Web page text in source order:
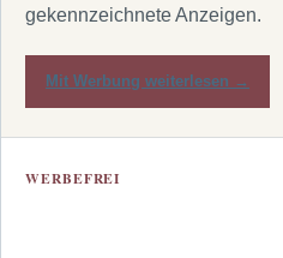
gekennzeichnete Anzeigen.
Mit Werbung weiterlesen →
WERBEFREI